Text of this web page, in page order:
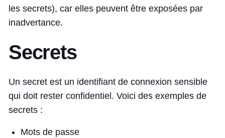
les secrets), car elles peuvent être exposées par
inadvertance.
Secrets
Un secret est un identifiant de connexion sensible
qui doit rester confidentiel. Voici des exemples de
secrets :
Mots de passe